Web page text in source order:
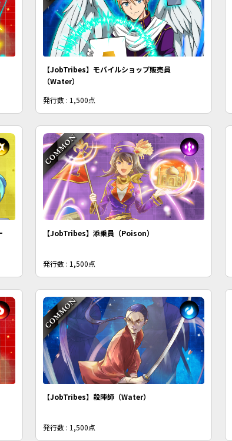
【JobTribes】モバイルショップ販売員
（Water）
発行数 : 1,500点
【JobTribes】添乗員（Poison）
発行数 : 1,500点
【JobTribes】殺陣師（Water）
発行数 : 1,500点